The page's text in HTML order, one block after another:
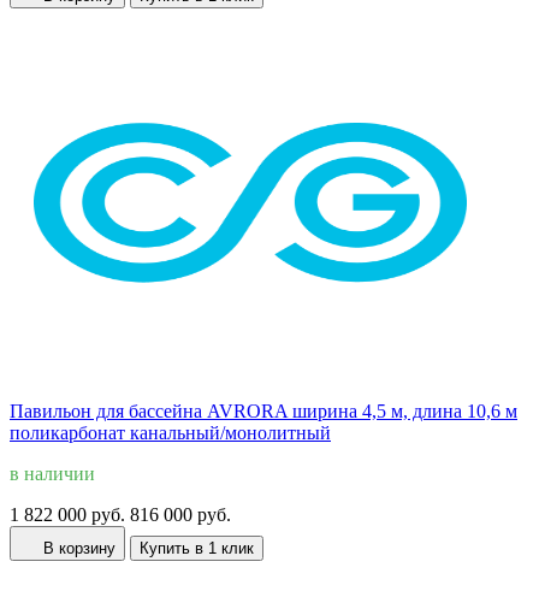
Павильон для бассейна AVRORA ширина 4,5 м, длина 10,6 м
поликарбонат канальный/монолитный
в наличии
1 822 000 руб. 816 000 руб.
В корзину Купить в 1 клик